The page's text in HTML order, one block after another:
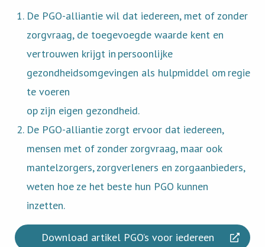
De PGO-alliantie wil dat iedereen, met of zonder
zorgvraag, de toegevoegde waarde kent en
vertrouwen krijgt in persoonlijke
gezondheidsomgevingen als hulpmiddel om regie
te voeren
op zijn eigen gezondheid.
De PGO-alliantie zorgt ervoor dat iedereen,
mensen met of zonder zorgvraag, maar ook
mantelzorgers, zorgverleners en zorgaanbieders,
weten hoe ze het beste hun PGO kunnen
inzetten.
Download artikel PGO’s voor iedereen